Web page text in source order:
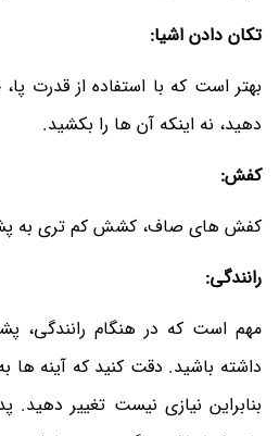
تکان دادن اشیا:
بهتر است که با استفاده از قدرت
دهید، نه اینکه آن ها را بکشید.
کفش:
کفش های صاف، کشش کم تری به
رانندگی:
مهم است که در هنگام رانندگی،
داشته باشید. دقت کنید که آینه ها
بنابراین نیازی نیست تغییر دهید.